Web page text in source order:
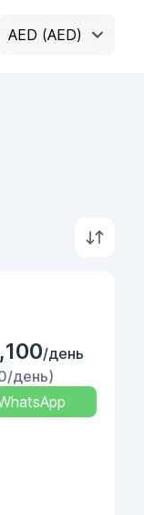
AED (AED)
/день
день)